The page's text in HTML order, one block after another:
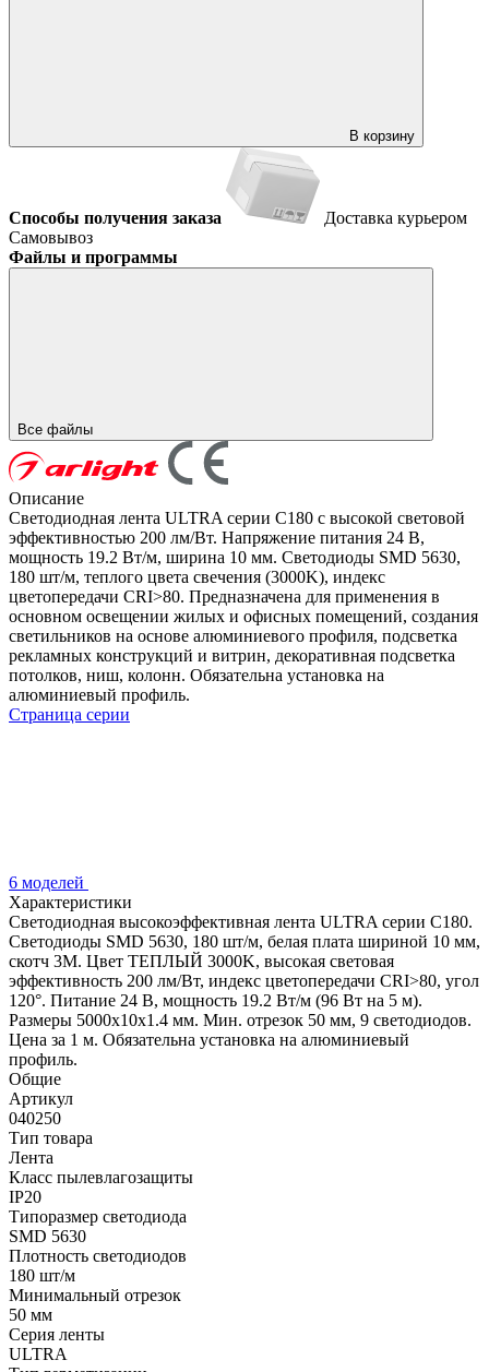
В корзину
Способы получения заказа
Доставка курьером
Самовывоз
Файлы и программы
Все файлы
Описание
Светодиодная лента ULTRA серии C180 с высокой световой
эффективностью 200 лм/Вт. Напряжение питания 24 В,
мощность 19.2 Вт/м, ширина 10 мм. Светодиоды SMD 5630,
180 шт/м, теплого цвета свечения (3000K), индекс
цветопередачи CRI>80. Предназначена для применения в
основном освещении жилых и офисных помещений, создания
светильников на основе алюминиевого профиля, подсветка
рекламных конструкций и витрин, декоративная подсветка
потолков, ниш, колонн. Обязательна установка на
алюминиевый профиль.
Страница серии
6 моделей
Характеристики
Светодиодная высокоэффективная лента ULTRA серии C180.
Светодиоды SMD 5630, 180 шт/м, белая плата шириной 10 мм,
скотч 3M. Цвет ТЕПЛЫЙ 3000K, высокая световая
эффективность 200 лм/Вт, индекс цветопередачи CRI>80, угол
120°. Питание 24 В, мощность 19.2 Вт/м (96 Вт на 5 м).
Размеры 5000x10x1.4 мм. Мин. отрезок 50 мм, 9 светодиодов.
Цена за 1 м. Обязательна установка на алюминиевый
профиль.
Общие
Артикул
040250
Тип товара
Лента
Класс пылевлагозащиты
IP20
Типоразмер светодиода
SMD 5630
Плотность светодиодов
180 шт/м
Минимальный отрезок
50 мм
Серия ленты
ULTRA